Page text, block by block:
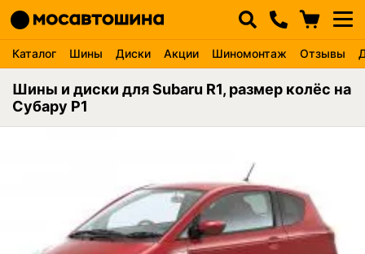
Каталог Шины Диски Акции Шиномонтаж Отзывы
Шины и диски для Subaru R1, размер колёс на
Субару Р1